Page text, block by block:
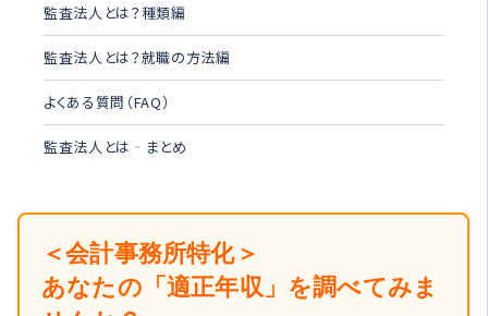
監査法人とは？種類編
監査法人とは？就職の方法編
よくある質問（FAQ）
監査法人とは‐まとめ
＜会計事務所特化＞
あなたの「適正年収」を調べてみま